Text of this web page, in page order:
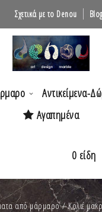
Σχετικά με το Denou
Αντικείμενα-
Αγαπημένα
0 είδη
από μάρμαρο/Κολιέ